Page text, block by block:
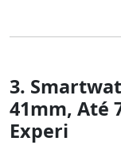
3.
41mm, Até
Experi